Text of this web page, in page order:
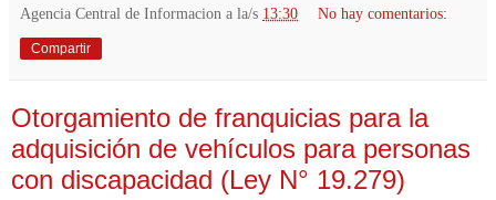
Agencia Central de Informacion a la/s 13:30 No hay comentarios:
Compartir
Otorgamiento de franquicias para la
adquisición de vehículos para personas
con discapacidad (Ley N° 19.279)